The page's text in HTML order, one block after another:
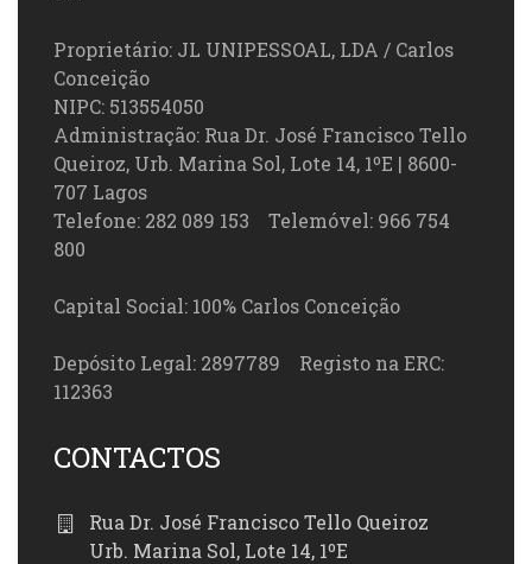
Proprietário: JL UNIPESSOAL, LDA / Carlos
Conceição
NIPC: 513554050
Administração: Rua Dr. José Francisco Tello
Queiroz, Urb. Marina Sol, Lote 14, 1ºE | 8600-
707 Lagos
Telefone: 282 089 153 Telemóvel: 966 754
800
Capital Social: 100% Carlos Conceição
Depósito Legal: 2897789 Registo na ERC:
112363
CONTACTOS
Rua Dr. José Francisco Tello Queiroz
Urb. Marina Sol, Lote 14, 1ºE